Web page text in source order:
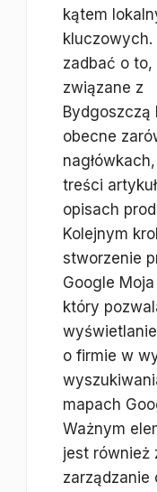
kątem
kluczowych.
zadbać o
związane z
Bydgoszczą
obecne
treści
opisach
Kolejnym
stworzenie
Google Moja
który
o firmie w
mapach
Ważnym
jest również
zarządzanie